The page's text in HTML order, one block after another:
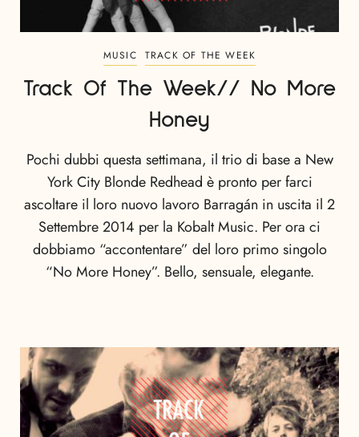
MUSIC TRACK OF THE WEEK
Track Of The Week// No More
Honey
Pochi dubbi questa settimana, il trio di base a New
York City Blonde Redhead è pronto per farci
ascoltare il loro nuovo lavoro Barragán in uscita il 2
Settembre 2014 per la Kobalt Music. Per ora ci
dobbiamo “accontentare” del loro primo singolo
“No More Honey”. Bello, sensuale, elegante.